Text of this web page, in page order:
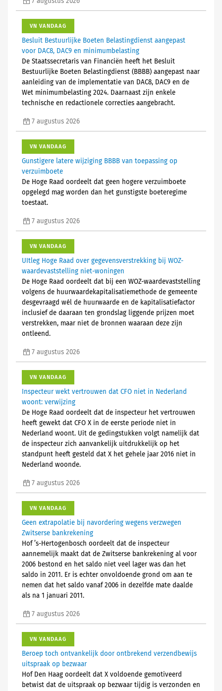
VN VANDAAG
Besluit Bestuurlijke Boeten Belastingdienst aangepast
voor DAC8, DAC9 en minimumbelasting
De Staatssecretaris van Financiën heeft het Besluit
Bestuurlijke Boeten Belastingdienst (BBBB) aangepast naar
aanleiding van de implementatie van DAC8, DAC9 en de
Wet minimumbelasting 2024. Daarnaast zijn enkele
technische en redactionele correcties aangebracht.
7 augustus 2026
VN VANDAAG
Gunstigere latere wijziging BBBB van toepassing op
verzuimboete
De Hoge Raad oordeelt dat geen hogere verzuimboete
opgelegd mag worden dan het gunstigste boeteregime
toestaat.
7 augustus 2026
VN VANDAAG
UItleg Hoge Raad over gegevensverstrekking bij WOZ-
waardevaststelling niet-woningen
De Hoge Raad oordeelt dat bij een WOZ-waardevaststelling
volgens de huurwaardekapitalisatiemethode de gemeente
desgevraagd wél de huurwaarde en de kapitalisatiefactor
inclusief de daaraan ten grondslag liggende prijzen moet
verstrekken, maar niet de bronnen waaraan deze zijn
ontleend.
7 augustus 2026
VN VANDAAG
Inspecteur wekt vertrouwen dat CFO niet in Nederland
woont: verwijzing
De Hoge Raad oordeelt dat de inspecteur het vertrouwen
heeft gewekt dat CFO X in de eerste periode niet in
Nederland woont. Uit de gedingstukken volgt namelijk dat
de inspecteur zich aanvankelijk uitdrukkelijk op het
standpunt heeft gesteld dat X het gehele jaar 2016 niet in
Nederland woonde.
7 augustus 2026
VN VANDAAG
Geen extrapolatie bij navordering wegens verzwegen
Zwitserse bankrekening
Hof ’s-Hertogenbosch oordeelt dat de inspecteur
aannemelijk maakt dat de Zwitserse bankrekening al voor
2006 bestond en het saldo niet veel lager was dan het
saldo in 2011. Er is echter onvoldoende grond om aan te
nemen dat het saldo vanaf 2006 in dezelfde mate daalde
als na 1 januari 2011.
7 augustus 2026
VN VANDAAG
Beroep toch ontvankelijk door ontbrekend verzendbewijs
uitspraak op bezwaar
Hof Den Haag oordeelt dat X voldoende gemotiveerd
betwist dat de uitspraak op bezwaar tijdig is verzonden en